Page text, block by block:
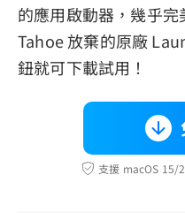
的應用啟動器，幾乎
Tahoe 放棄的原廠
鈕就可下載試用！
支援 macOS 15/